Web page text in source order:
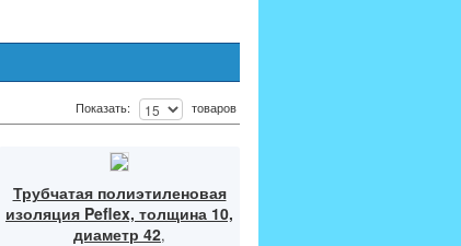
Показать: товаров
Трубчатая полиэтиленовая
изоляция Peflex, толщина 10,
диаметр 42,